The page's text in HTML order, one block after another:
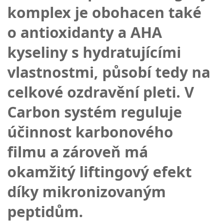
komplex je obohacen také
o antioxidanty a AHA
kyseliny s hydratujícími
vlastnostmi, působí tedy na
celkové ozdravění pleti. V
Carbon systém reguluje
účinnost karbonového
filmu a zároveň má
okamžitý liftingový efekt
díky mikronizovaným
peptidům.